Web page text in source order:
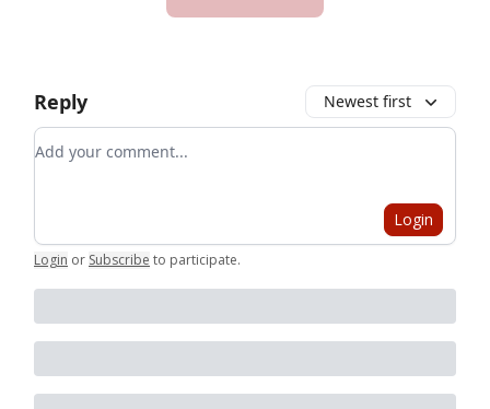
Reply Newest first
Add your comment
Login
Login or Subscribe to participate.